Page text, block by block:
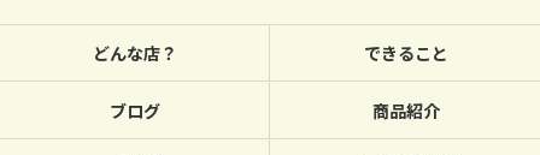
どんな店？ できること
ブログ 商品紹介